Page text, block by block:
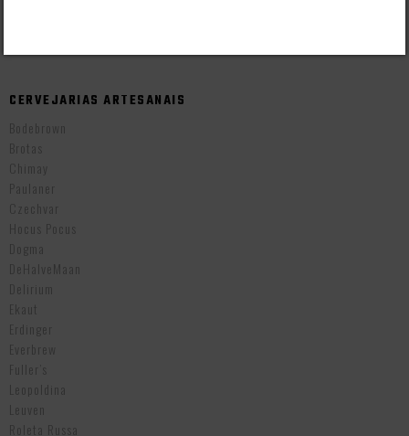
CERVEJARIAS ARTESANAIS
Bodebrown
Brotas
Chimay
Paulaner
Czechvar
Hocus Pocus
Dogma
DeHalveMaan
Delirium
Ekaut
Erdinger
Everbrew
Fuller’s
Leopoldina
Leuven
Roleta Russa